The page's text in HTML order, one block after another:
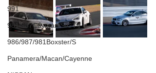
991
981/987Cayman/S/GT4
986/987/981Boxster/S
Panamera/Macan/Cayenne